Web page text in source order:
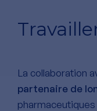
La collaboration
partenaire de